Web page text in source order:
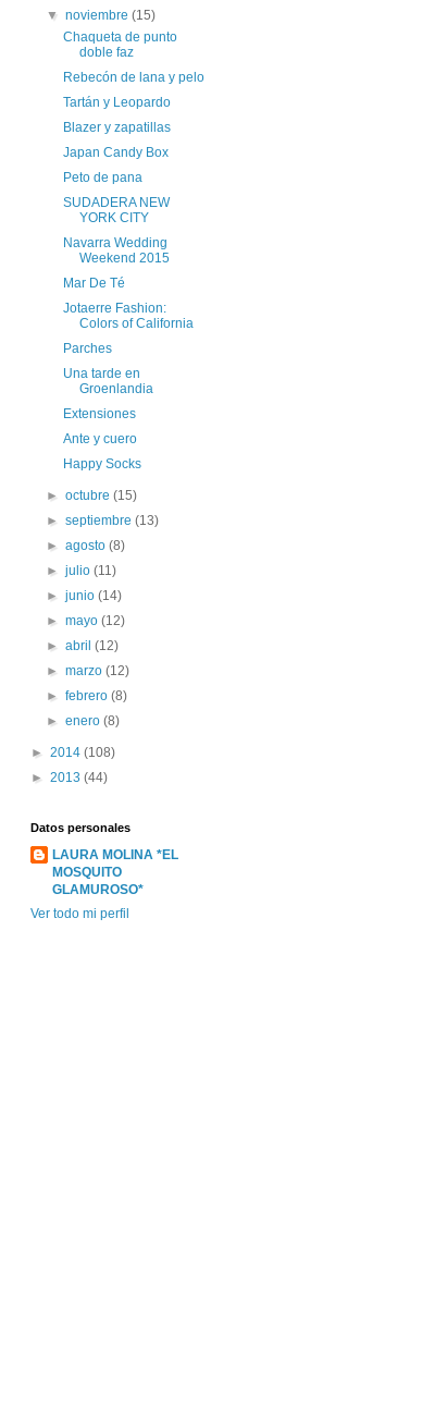
▼noviembre(15)
Chaqueta de punto
doble faz
Rebecón de lana y pelo
Tartán y Leopardo
Blazer y zapatillas
Japan Candy Box
Peto de pana
SUDADERA NEW
YORK CITY
Navarra Wedding
Weekend 2015
Mar De Té
Jotaerre Fashion:
Colors of California
Parches
Una tarde en
Groenlandia
Extensiones
Ante y cuero
Happy Socks
►octubre(15)
►septiembre(13)
►agosto(8)
►julio(11)
►junio(14)
►mayo(12)
►abril(12)
►marzo(12)
►febrero(8)
►enero(8)
► 2014 (108)
► 2013 (44)
Datos personales
LAURA MOLINA *EL
MOSQUITO
GLAMUROSO*
Ver todo mi perfil